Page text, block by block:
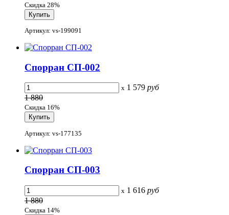
Скидка 28%
Артикул: vs-199091
Спорран СП-002
x 1 579 руб
1 880
Скидка 16%
Артикул: vs-177135
Спорран СП-003
x 1 616 руб
1 880
Скидка 14%